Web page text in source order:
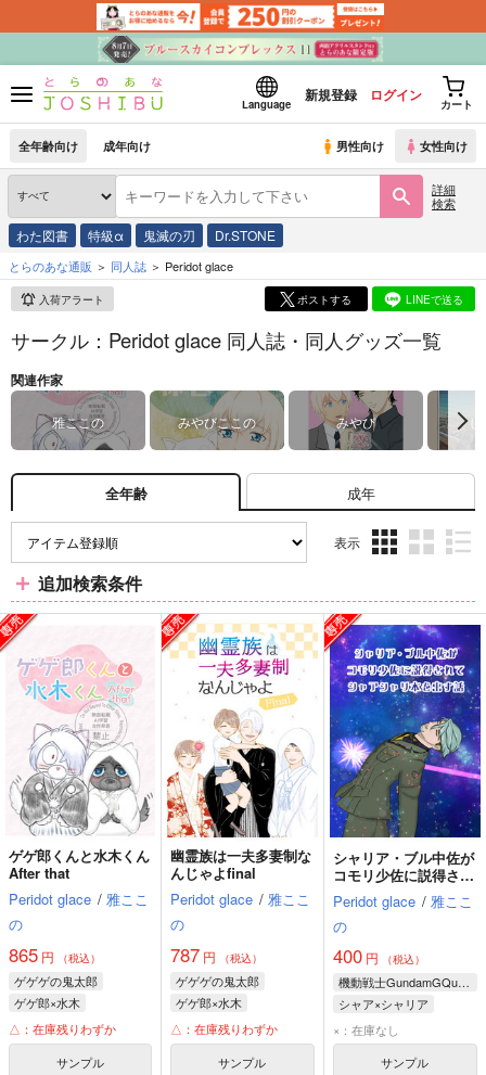
Language
新規登録 ログイン
カート
全年齢向け 成年向け 男性向け 女性向け
詳細
検索
わた図書 特級α 鬼滅の刃 Dr.STONE
とらのあな通販 同人誌 Peridot glace
入荷アラート ポストする LINEで送る
サークル：Peridot glace 同人誌・同人グッズ一覧
関連作家
雅ここの みやびここの みやび
全年齢 成年
表示
ム
表
示
ム
表
示
ム
表
示
追加検索条件
ゲゲ郎くんと水木くん
After that
Peridot glace / 雅ここ
の
865 円 （税込）
ゲゲゲの鬼太郎
ゲゲ郎×水木
△：在庫残りわずか
サンプル
幽霊族は一夫多妻制な
んじゃよfinal
Peridot glace / 雅ここ
の
787 円 （税込）
ゲゲゲの鬼太郎
ゲゲ郎×水木
△：在庫残りわずか
サンプル
シャリア・ブル中佐が
コモリ少佐に説得され
て シャアシャリ本を
出す話
Peridot glace / 雅ここ
の
400円 （税込）
機動戦士GundamGQuuuuuuX
シャア×シャリア
×：在庫なし
サンプル